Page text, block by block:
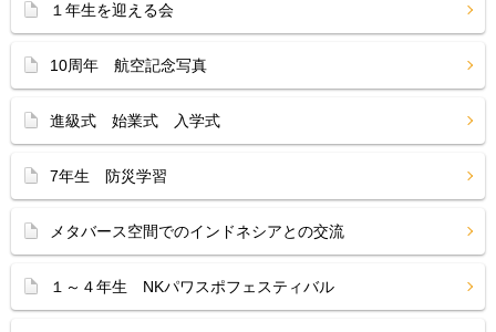
１年生を迎える会
10周年 航空記念写真
進級式 始業式 入学式
7年生 防災学習
メタバース空間でのインドネシアとの交流
１～４年生 NKパワスポフェスティバル